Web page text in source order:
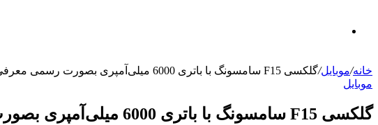
برای خانه/موبایل/گلکسی F15 سامسونگ با باتری 6000 میلی‌آمپری بصورت رسمی معرفی شد
موبایل
گلکسی F15 سامسونگ با باتری 6000 میلی‌آمپری بصورت رسمی معرفی شد